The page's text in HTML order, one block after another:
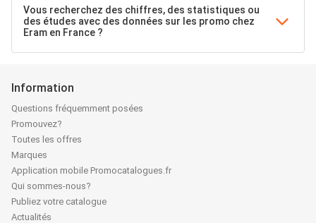
Vous recherchez des chiffres, des statistiques ou
des études avec des données sur les promo chez
Eram en France ?
Information
Questions fréquemment posées
Promouvez?
Toutes les offres
Marques
Application mobile Promocatalogues.fr
Qui sommes-nous?
Publiez votre catalogue
Actualités